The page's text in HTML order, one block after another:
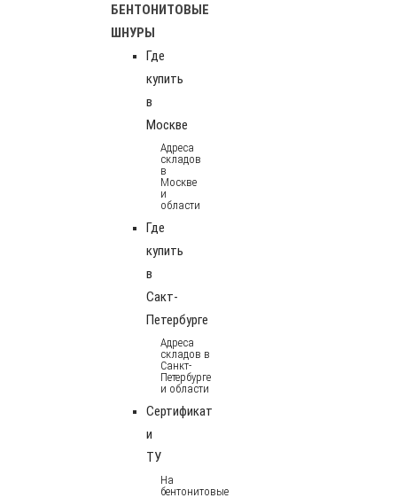
БЕНТОНИТОВЫЕ
ШНУРЫ
Где
купить
в
Москве
Адреса
складов
в
Москве
и
области
Где
купить
в
Сакт-
Петербурге
Адреса
складов в
Санкт-
Петербурге
и области
Сертификат
и
ТУ
На
бентонитовые